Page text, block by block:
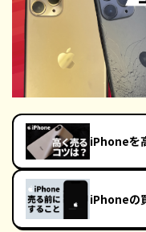
iPhoneを
iPhoneの